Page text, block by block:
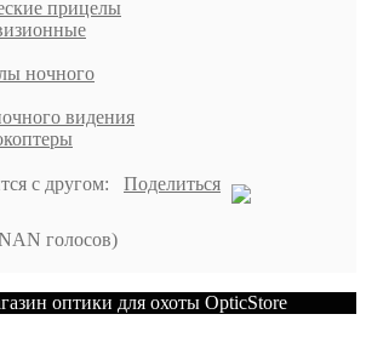
прицелы
ночного
видения
с другом: Поделиться
голосов)
оптики для охоты OpticStore